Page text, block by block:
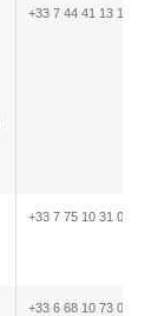
+33 7 44 41 13 10
+33 7 75 10 31 02
+33 6 68 10 73 02